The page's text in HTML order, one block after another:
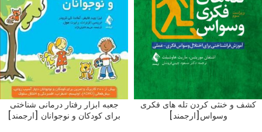
کشف و خنثی کردن تله های فکری
وسواس[ارجمند]
جعبه ابزار رفتار درمانی شناختی
برای کودکان و نوجوانان [ارجمند]